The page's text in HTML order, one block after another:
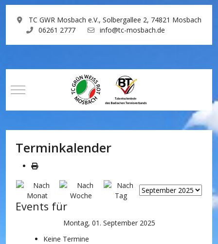
TC GWR Mosbach e.V., Solbergallee 2, 74821 Mosbach
06261 2777
info@tc-mosbach.de
Mobile Menu Toggle
Terminkalender
Events für
Montag, 01. September 2025
Keine Termine